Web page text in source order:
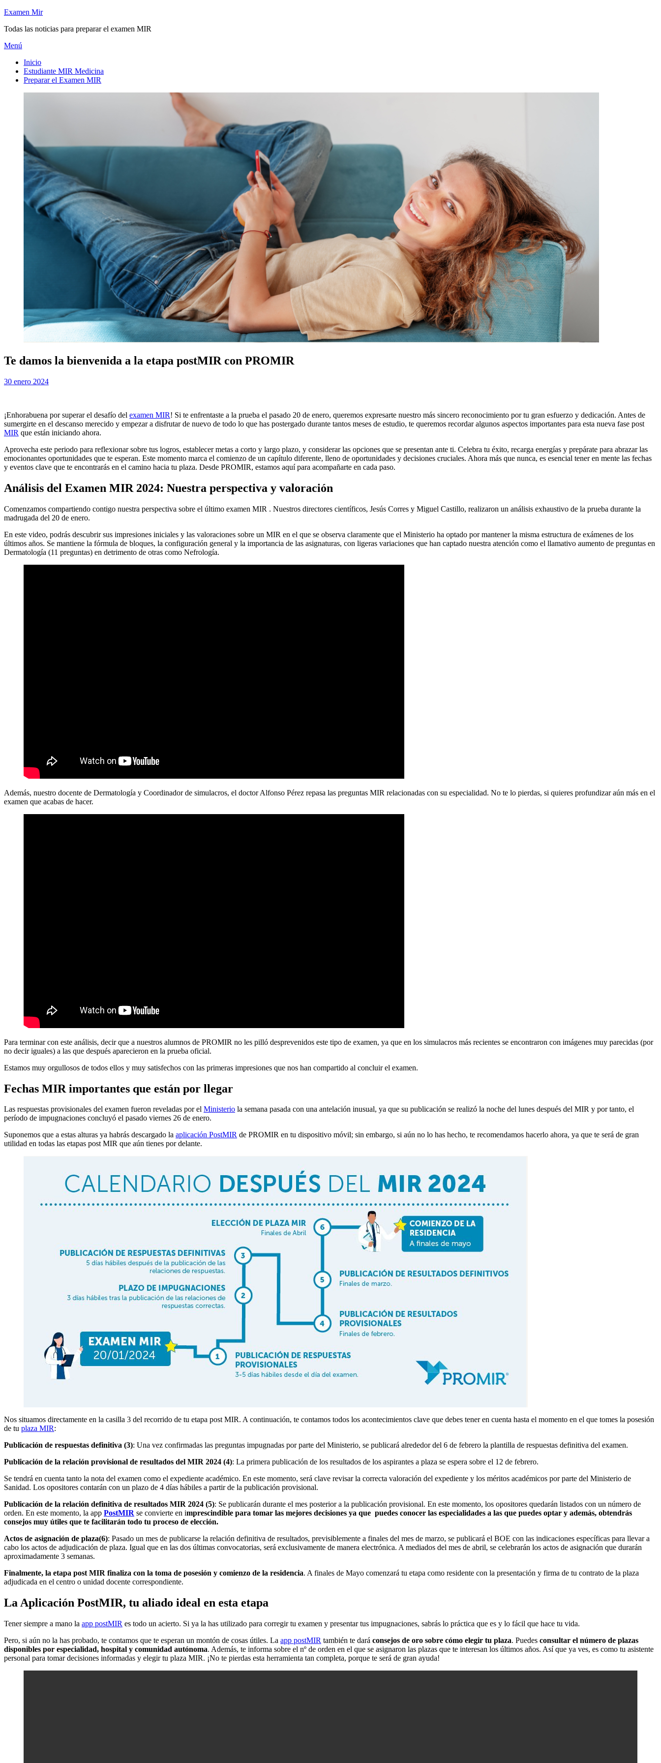
Saltar
contenido
Examen Mir
Todas las noticias para preparar el examen MIR
Menú
Inicio
Estudiante MIR Medicina
Preparar el Examen MIR
Te damos la bienvenida a la etapa postMIR con PROMIR
porExamen MIR
Publicada
30 enero 2024
¡Enhorabuena por superar el desafío del examen MIR! Si te enfrentaste a la prueba el pasado 20 de enero, queremos expresarte nuestro más sincero reconocimiento por tu gran esfuerzo y dedicación. Antes de
sumergirte en el descanso merecido y empezar a disfrutar de nuevo de todo lo que has postergado durante tantos meses de estudio, te queremos recordar algunos aspectos importantes para esta nueva fase post
MIR que están iniciando ahora.
Aprovecha este periodo para reflexionar sobre tus logros, establecer metas a corto y largo plazo, y considerar las opciones que se presentan ante ti. Celebra tu éxito, recarga energías y prepárate para abrazar las
emocionantes oportunidades que te esperan. Este momento marca el comienzo de un capítulo diferente, lleno de oportunidades y decisiones cruciales. Ahora más que nunca, es esencial tener en mente las fechas
y eventos clave que te encontrarás en el camino hacia tu plaza. Desde PROMIR, estamos aquí para acompañarte en cada paso.
Análisis del Examen MIR 2024: Nuestra perspectiva y valoración
Comenzamos compartiendo contigo nuestra perspectiva sobre el último examen MIR . Nuestros directores científicos, Jesús Corres y Miguel Castillo, realizaron un análisis exhaustivo de la prueba durante la
madrugada del 20 de enero.
En este video, podrás descubrir sus impresiones iniciales y las valoraciones sobre un MIR en el que se observa claramente que el Ministerio ha optado por mantener la misma estructura de exámenes de los
últimos años. Se mantiene la fórmula de bloques, la configuración general y la importancia de las asignaturas, con ligeras variaciones que han captado nuestra atención como el llamativo aumento de preguntas en
Dermatología (11 preguntas) en detrimento de otras como Nefrología.
Además, nuestro docente de Dermatología y Coordinador de simulacros, el doctor Alfonso Pérez repasa las preguntas MIR relacionadas con su especialidad. No te lo pierdas, si quieres profundizar aún más en el
examen que acabas de hacer.
Para terminar con este análisis, decir que a nuestros alumnos de PROMIR no les pilló desprevenidos este tipo de examen, ya que en los simulacros más recientes se encontraron con imágenes muy parecidas (por
no decir iguales) a las que después aparecieron en la prueba oficial.
Estamos muy orgullosos de todos ellos y muy satisfechos con las primeras impresiones que nos han compartido al concluir el examen.
Fechas MIR importantes que están por llegar
Las respuestas provisionales del examen fueron reveladas por el Ministerio la semana pasada con una antelación inusual, ya que su publicación se realizó la noche del lunes después del MIR y por tanto, el
período de impugnaciones concluyó el pasado viernes 26 de enero.
Suponemos que a estas alturas ya habrás descargado la aplicación PostMIR de PROMIR en tu dispositivo móvil; sin embargo, si aún no lo has hecho, te recomendamos hacerlo ahora, ya que te será de gran
utilidad en todas las etapas post MIR que aún tienes por delante.
Nos situamos directamente en la casilla 3 del recorrido de tu etapa post MIR. A continuación, te contamos todos los acontecimientos clave que debes tener en cuenta hasta el momento en el que tomes la posesión
de tu plaza MIR:
Publicación de respuestas definitiva (3): Una vez confirmadas las preguntas impugnadas por parte del Ministerio, se publicará alrededor del 6 de febrero la plantilla de respuestas definitiva del examen.
Publicación de la relación provisional de resultados del MIR 2024 (4): La primera publicación de los resultados de los aspirantes a plaza se espera sobre el 12 de febrero.
Se tendrá en cuenta tanto la nota del examen como el expediente académico. En este momento, será clave revisar la correcta valoración del expediente y los méritos académicos por parte del Ministerio de
Sanidad. Los opositores contarán con un plazo de 4 días hábiles a partir de la publicación provisional.
Publicación de la relación definitiva de resultados MIR 2024 (5): Se publicarán durante el mes posterior a la publicación provisional. En este momento, los opositores quedarán listados con un número de
orden. En este momento, la app PostMIR se convierte en imprescindible para tomar las mejores decisiones ya que puedes conocer las especialidades a las que puedes optar y además, obtendrás
consejos muy útiles que te facilitarán todo tu proceso de elección.
Actos de asignación de plaza(6): Pasado un mes de publicarse la relación definitiva de resultados, previsiblemente a finales del mes de marzo, se publicará el BOE con las indicaciones específicas para llevar a
cabo los actos de adjudicación de plaza. Igual que en las dos últimas convocatorias, será exclusivamente de manera electrónica. A mediados del mes de abril, se celebrarán los actos de asignación que durarán
aproximadamente 3 semanas.
Finalmente, la etapa post MIR finaliza con la toma de posesión y comienzo de la residencia. A finales de Mayo comenzará tu etapa como residente con la presentación y firma de tu contrato de la plaza
adjudicada en el centro o unidad docente correspondiente.
La Aplicación PostMIR, tu aliado ideal en esta etapa
Tener siempre a mano la app postMIR es todo un acierto. Si ya la has utilizado para corregir tu examen y presentar tus impugnaciones, sabrás lo práctica que es y lo fácil que hace tu vida.
Pero, si aún no la has probado, te contamos que te esperan un montón de cosas útiles. La app postMIR también te dará consejos de oro sobre cómo elegir tu plaza. Puedes consultar el número de plazas
disponibles por especialidad, hospital y comunidad autónoma. Además, te informa sobre el nº de orden en el que se asignaron las plazas que te interesan los últimos años. Así que ya ves, es como tu asistente
personal para tomar decisiones informadas y elegir tu plaza MIR. ¡No te pierdas esta herramienta tan completa, porque te será de gran ayuda!